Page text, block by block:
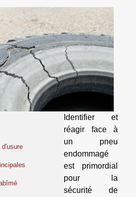
d'usure
Identifier et
réagir face à
un pneu
endommagé
est primordial
pour la
sécurité de